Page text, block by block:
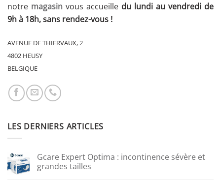
notre magasin vous accueille du lundi au vendredi de
9h à 18h, sans rendez-vous !
AVENUE DE THIERVAUX, 2
4802 HEUSY
BELGIQUE
LES DERNIERS ARTICLES
Gcare Expert Optima : incontinence sévère et
grandes tailles